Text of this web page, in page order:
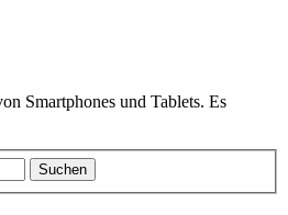
Smartphones und Tablets. Es